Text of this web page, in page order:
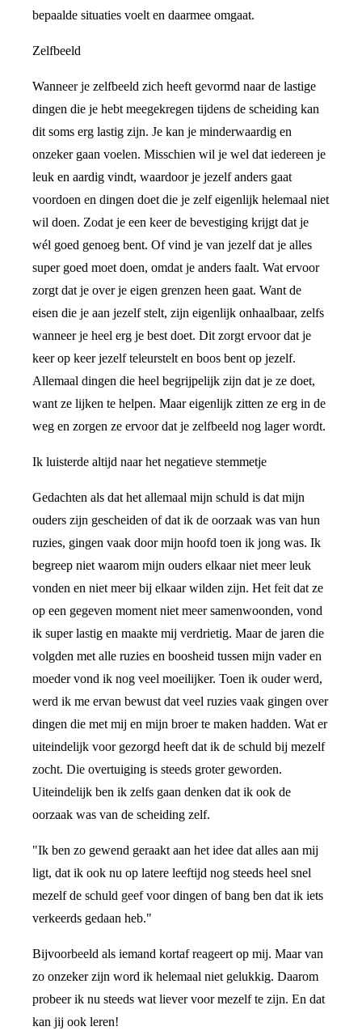
bepaalde situaties voelt en daarmee omgaat.
Zelfbeeld
Wanneer je zelfbeeld zich heeft gevormd naar de lastige
dingen die je hebt meegekregen tijdens de scheiding kan
dit soms erg lastig zijn. Je kan je minderwaardig en
onzeker gaan voelen. Misschien wil je wel dat iedereen je
leuk en aardig vindt, waardoor je jezelf anders gaat
voordoen en dingen doet die je zelf eigenlijk helemaal niet
wil doen. Zodat je een keer de bevestiging krijgt dat je
wél goed genoeg bent. Of vind je van jezelf dat je alles
super goed moet doen, omdat je anders faalt. Wat ervoor
zorgt dat je over je eigen grenzen heen gaat. Want de
eisen die je aan jezelf stelt, zijn eigenlijk onhaalbaar, zelfs
wanneer je heel erg je best doet. Dit zorgt ervoor dat je
keer op keer jezelf teleurstelt en boos bent op jezelf.
Allemaal dingen die heel begrijpelijk zijn dat je ze doet,
want ze lijken te helpen. Maar eigenlijk zitten ze erg in de
weg en zorgen ze ervoor dat je zelfbeeld nog lager wordt.
Ik luisterde altijd naar het negatieve stemmetje
Gedachten als dat het allemaal mijn schuld is dat mijn
ouders zijn gescheiden of dat ik de oorzaak was van hun
ruzies, gingen vaak door mijn hoofd toen ik jong was. Ik
begreep niet waarom mijn ouders elkaar niet meer leuk
vonden en niet meer bij elkaar wilden zijn. Het feit dat ze
op een gegeven moment niet meer samenwoonden, vond
ik super lastig en maakte mij verdrietig. Maar de jaren die
volgden met alle ruzies en boosheid tussen mijn vader en
moeder vond ik nog veel moeilijker. Toen ik ouder werd,
werd ik me ervan bewust dat veel ruzies vaak gingen over
dingen die met mij en mijn broer te maken hadden. Wat er
uiteindelijk voor gezorgd heeft dat ik de schuld bij mezelf
zocht. Die overtuiging is steeds groter geworden.
Uiteindelijk ben ik zelfs gaan denken dat ik ook de
oorzaak was van de scheiding zelf.
"Ik ben zo gewend geraakt aan het idee dat alles aan mij
ligt, dat ik ook nu op latere leeftijd nog steeds heel snel
mezelf de schuld geef voor dingen of bang ben dat ik iets
verkeerds gedaan heb."
Bijvoorbeeld als iemand kortaf reageert op mij. Maar van
zo onzeker zijn word ik helemaal niet gelukkig. Daarom
probeer ik nu steeds wat liever voor mezelf te zijn. En dat
kan jij ook leren!